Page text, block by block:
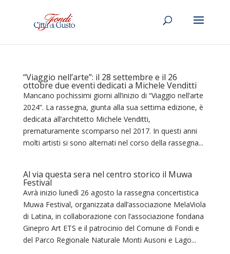
“Viaggio nell’arte”: il 28 settembre e il 26
ottobre due eventi dedicati a Michele Venditti
Mancano pochissimi giorni all’inizio di “Viaggio nell’arte
2024”. La rassegna, giunta alla sua settima edizione, è
dedicata all’architetto Michele Venditti,
prematuramente scomparso nel 2017. In questi anni
molti artisti si sono alternati nel corso della rassegna...
Al via questa sera nel centro storico il Muwa
Festival
Avrà inizio lunedì 26 agosto la rassegna concertistica
Muwa Festival, organizzata dall’associazione MelaViola
di Latina, in collaborazione con l’associazione fondana
Ginepro Art ETS e il patrocinio del Comune di Fondi e
del Parco Regionale Naturale Monti Ausoni e Lago...